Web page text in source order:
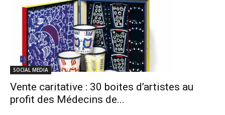
SOCIAL MEDIA
Vente caritative : 30 boites d’artistes au
profit des Médecins de...